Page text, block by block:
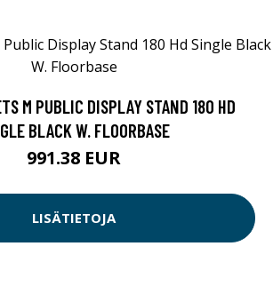
M PUBLIC DISPLAY STAND 180 HD
BLACK W. FLOORBASE
991.38 EUR
LISÄTIETOJA